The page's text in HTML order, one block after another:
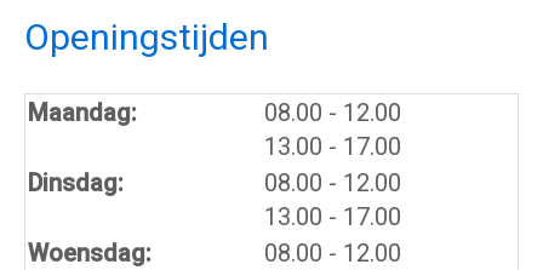
Openingstijden
Maandag: 08.00 tot
- 12.00
13.00 tot
- 17.00
Dinsdag:
08.00 tot
- 12.00
13.00 tot
- 17.00
Woensdag:
08.00 tot
- 12.00